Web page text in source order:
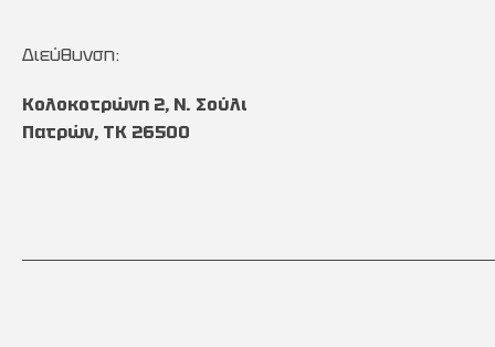
Διεύθυνση:
Κολοκοτρώνη 2, Ν. Σούλι
Πατρών, TK 26500